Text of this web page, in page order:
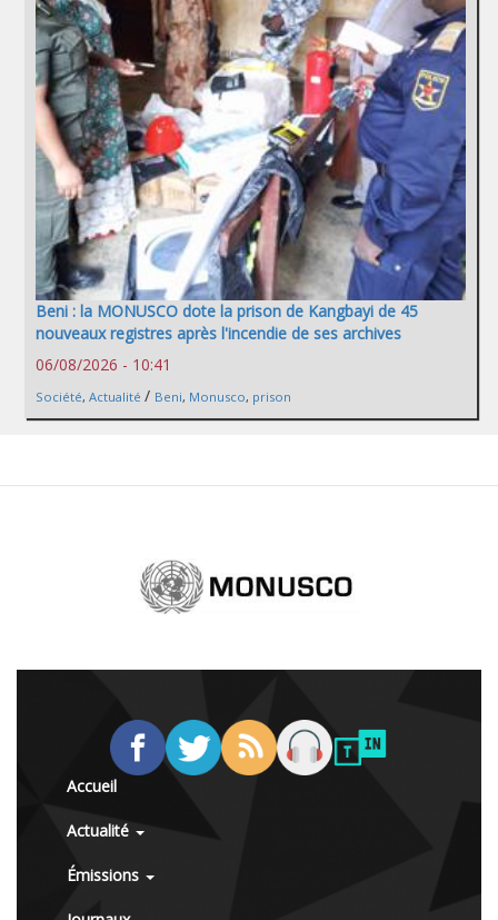
Beni : la MONUSCO dote la prison de Kangbayi de 45
nouveaux registres après l'incendie de ses archives
06/08/2026 - 10:41
Société, Actualité / Beni, Monusco, prison
Accueil
Actualité
Émissions